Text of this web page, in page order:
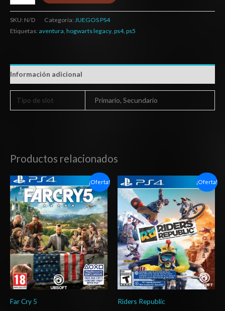
SKU: N/D Categoría: JUEGOS PS4
Etiquetas: aventura, hogwarts legacy, ps4, ps5
Información adicional
Tipo de slot Primario, Secundario
Productos relacionados
¡Oferta!
Far Cry 5
Rango
de
precios:
desde
$6.03
hasta
$10.03
¡Oferta!
Riders Republic
Rango
de
precios:
desde
$6.03
hasta
$10.03